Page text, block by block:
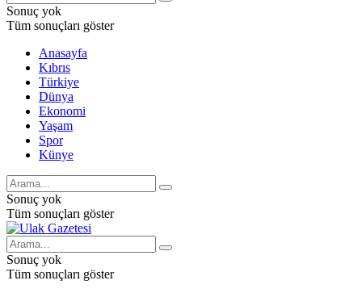
Sonuç yok
Tüm sonuçları göster
Anasayfa
Kıbrıs
Türkiye
Dünya
Ekonomi
Yaşam
Spor
Künye
Sonuç yok
Tüm sonuçları göster
Sonuç yok
Tüm sonuçları göster